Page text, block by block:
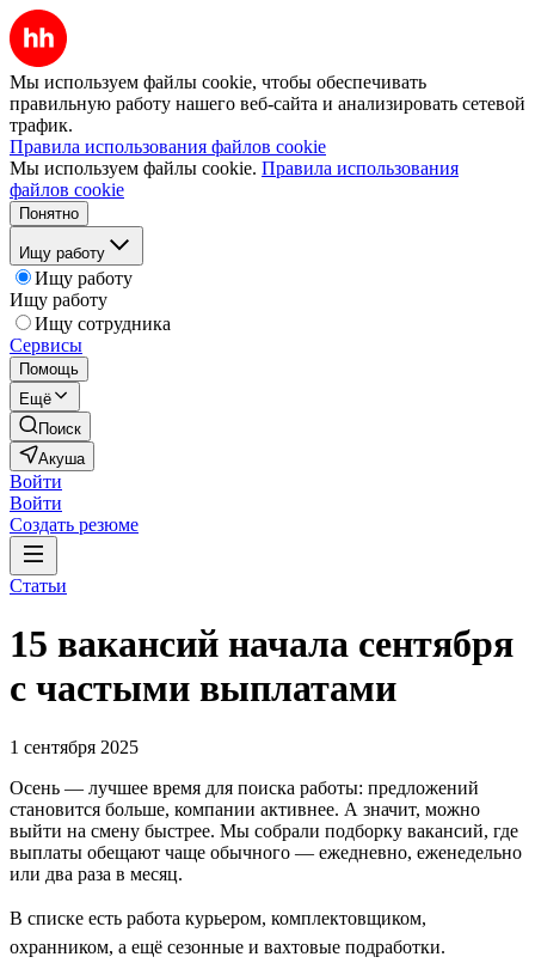
Мы используем файлы cookie, чтобы обеспечивать
правильную работу нашего веб-сайта и анализировать сетевой
трафик.
Правила использования файлов cookie
Мы используем файлы cookie. Правила использования
файлов cookie
Понятно
Ищу работу
Ищу работу
Ищу работу
Ищу сотрудника
Сервисы
Помощь
Ещё
Поиск
Акуша
Войти
Войти
Создать резюме
Статьи
15 вакансий начала сентября
с частыми выплатами
1 сентября 2025
Осень — лучшее время для поиска работы: предложений
становится больше, компании активнее. А значит, можно
выйти на смену быстрее. Мы собрали подборку вакансий, где
выплаты обещают чаще обычного — ежедневно, еженедельно
или два раза в месяц.
В списке есть работа курьером, комплектовщиком,
охранником, а ещё сезонные и вахтовые подработки.